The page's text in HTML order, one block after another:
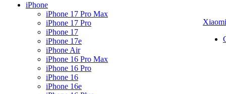
iPhone
iPhone 17 Pro Max
iPhone 17 Pro
iPhone 17
iPhone 17e
iPhone Air
iPhone 16 Pro Max
iPhone 16 Pro
iPhone 16
iPhone 16e
Xiaomi